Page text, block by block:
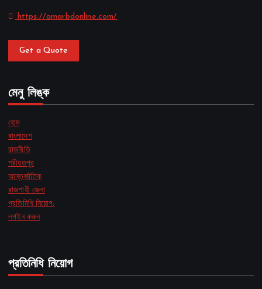
https://amarbdonline.com/
Get a Quote
মেনু লিঙ্ক
হোম
বাংলাদেশ
রাজনীতি
শরীয়তপুর
আন্তর্জাতিক
রাজশাহী জেলা
প্রতিনিধি নিয়োগ:
লগইন করুন
প্রতিনিধি নিয়োগ